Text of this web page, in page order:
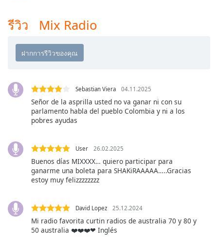
Color
Background
Opacity
Background
Color
รีวิว Mix Radio
Sebastian Viera 04.11.2025
Señor de la asprilla usted no va ganar ni con su
parlamento habla del pueblo Colombia y ni a los
pobres ayudas
User 26.02.2025
Buenos días MIXXXX… quiero participar para
ganarme una boleta para SHAKiRAAAAA…..Gracias
estoy muy felizzzzzzzz
David Lopez 25.12.2024
Mi radio favorita curtin radios de australia 70 y 80 y
50 australia ❤️❤️❤️❤ Inglés